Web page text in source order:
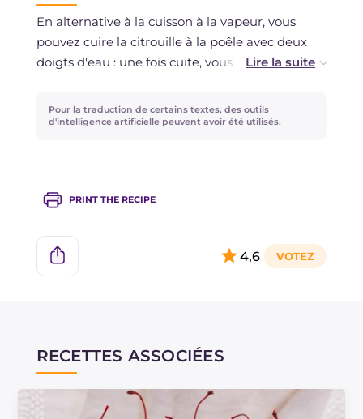
En alternative à la cuisson à la vapeur, vous
pouvez cuire la citrouille à la poêle avec deux
doigts d'eau : une fois cuite, vous devrez la
l'excès d'eau. La cuisson au four n'est pas
recommandée.
Pour la traduction de certains textes, des outils
d'intelligence artificielle peuvent avoir été utilisés.
PRINT THE RECIPE
4,6
RECETTES ASSOCIÉES